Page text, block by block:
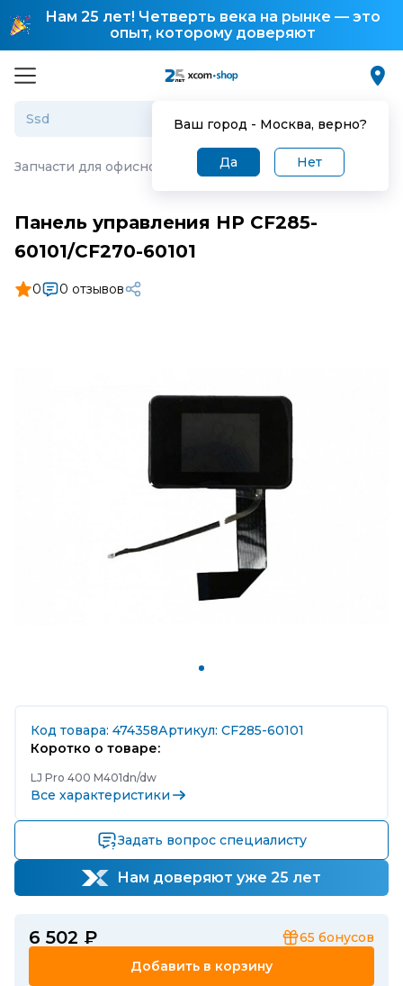
Нам 25 лет! Четверть века на рынке — это
опыт, которому доверяют
Ваш город - Москва, верно?
Да Нет
Запчасти для офисной техники · Панель управления
Панель управления HP CF285-
60101/CF270-60101
0 0 отзывов
Код товара: 474358Артикул: CF285-60101
Коротко о товаре:
LJ Pro 400 M401dn/dw
Все характеристики
Задать вопрос специалисту
Нам доверяют уже 25 лет
6 502 ₽ 65 бонусов
Добавить в корзину